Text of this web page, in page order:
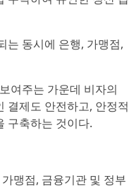
는 동시에 은행, 가맹점,
여주는 가운데 비자의
결제도 안전하고, 안정적
구축하는 것이다.
맹점, 금융기관 및 정부